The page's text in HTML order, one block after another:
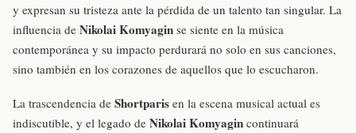
y expresan su tristeza ante la pérdida de un talento tan singular. La
influencia de Nikolai Komyagin se siente en la música
contemporánea y su impacto perdurará no solo en sus canciones,
sino también en los corazones de aquellos que lo escucharon.
La trascendencia de Shortparis en la escena musical actual es
indiscutible, y el legado de Nikolai Komyagin continuará